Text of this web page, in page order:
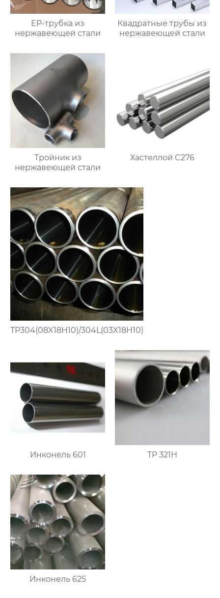
EP-трубка из
нержавеющей стали
Квадратные трубы из
нержавеющей стали
Тройник из
нержавеющей стали
Хастеллой C276
TP304(08X18H10)/304L(03X18H10)
Инконель 601 TP 321H
Инконель 625